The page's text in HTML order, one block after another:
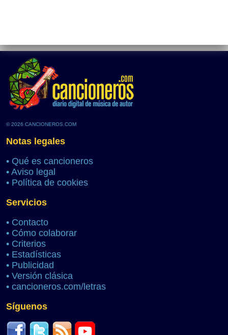
© 2026 CANCIONEROS.COM
Notas legales
• Qué es cancioneros
• Aviso legal
• Política de cookies
Servicios
• Contacto
• Cómo colaborar
• Criterios
• Estadísticas
• Publicidad
• Versión clásica
• cancioneros.com/letras
Síguenos